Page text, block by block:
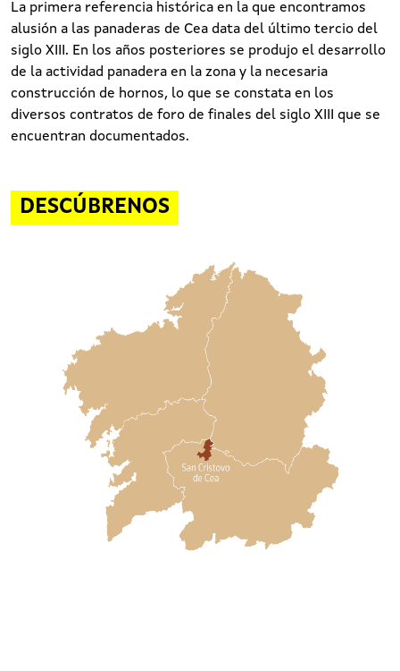
La primera referencia histórica en la que encontramos
alusión a las panaderas de Cea data del último tercio del
siglo XIII. En los años posteriores se produjo el desarrollo
de la actividad panadera en la zona y la necesaria
construcción de hornos, lo que se constata en los
diversos contratos de foro de finales del siglo XIII que se
encuentran documentados.
DESCÚBRENOS